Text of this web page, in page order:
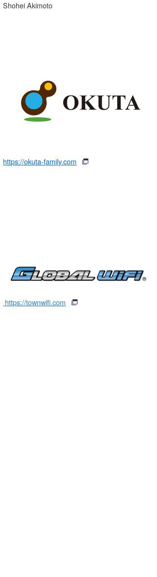
Shohei Akimoto
https://okuta-family.com
https://townwifi.com